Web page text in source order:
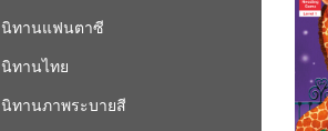
นิทานแฟนตาซี
นิทานไทย
นิทานภาพระบายสี